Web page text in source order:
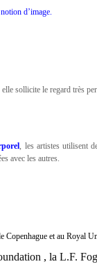
d’image.
sollicite le regard très
, les artistes utilisent
avec les autres.
Copenhague et au Royal
, la L.F.